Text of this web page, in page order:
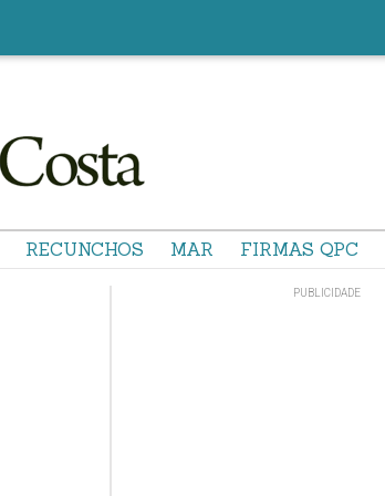
RECUNCHOS MAR FIRMAS QPC